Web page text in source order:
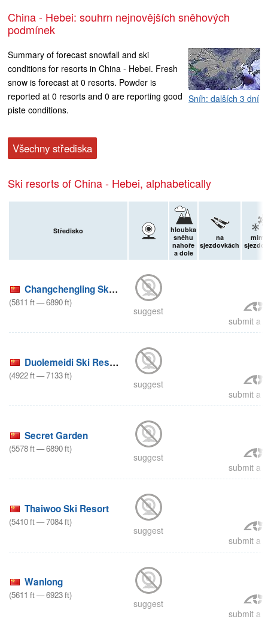
China - Hebei: souhrn nejnovějších sněhových
podmínek
Sníh: dalších 3 dní
Summary of forecast snowfall and ski
conditions for resorts in China - Hebei. Fresh
snow is forecast at 0 resorts. Powder is
reported at 0 resorts and 0 are reporting good
piste conditions.
Všechny střediska
Ski resorts of China - Hebei, alphabetically
Středisko
hloubka
sněhu
nahoře
a dole
na
sjezdovkách
mimo
Changchengling Ski Resort
(5811 ft—6890ft)
suggest
submit a
Duolemeidi Ski Resort
(4922ft—7133ft)
suggest
submit a
Secret Garden
(5578ft—6890ft)
suggest
submit a
Thaiwoo Ski Resort
(5410ft—7084ft)
suggest
submit a
Wanlong
(5611 ft—6923ft)
suggest
submit a